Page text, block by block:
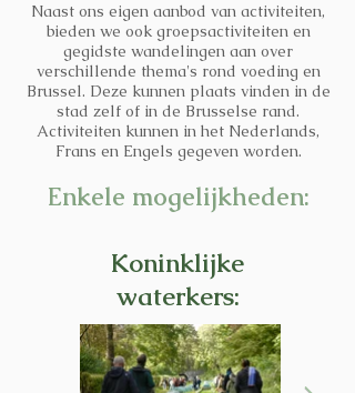
Naast ons eigen aanbod van activiteiten,
bieden we ook groepsactiviteiten en
gegidste wandelingen aan over
verschillende thema's rond voeding en
Brussel. Deze kunnen plaats vinden in de
stad zelf of in de Brusselse rand.
Activiteiten kunnen in het Nederlands,
Frans en Engels gegeven worden.
Enkele mogelijkheden:
Koninklijke
waterkers: